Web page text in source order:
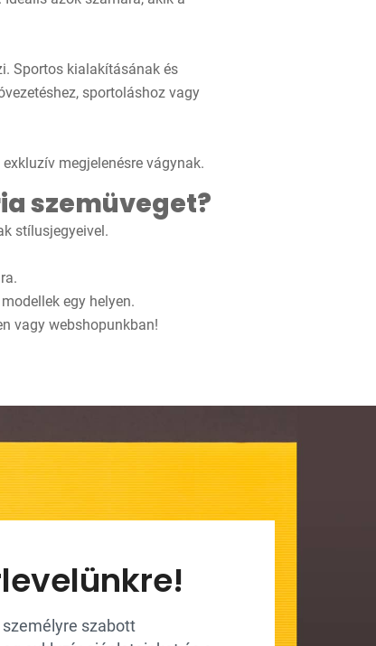
Sportos kialakításának és
sportoláshoz vagy
megjelenésre vágynak.
szemüveget?
stílusjegyeivel.
egy helyen.
vagy webshopunkban!
szabott